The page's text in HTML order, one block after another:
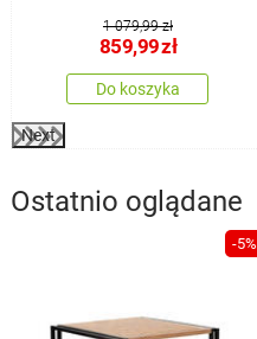
1 079,99 zł
859,99zł
Do koszyka
Next
Ostatnio oglądane
-5%